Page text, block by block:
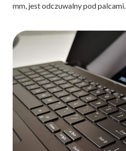
mm, jest odczuwalny pod palcami.